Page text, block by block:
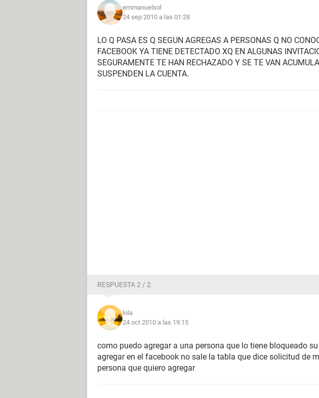
emmanuelsol
24 sep 2010 a las 01:28
LO Q PASA ES Q SEGUN AGREGAS A PERSONAS Q NO
FACEBOOK YA TIENE DETECTADO XQ EN ALGUNAS
SEGURAMENTE TE HAN RECHAZADO Y SE TE VAN
SUSPENDEN LA CUENTA.
RESPUESTA 2 / 2
lola
24 oct 2010 a las 19:15
como puedo agregar a una persona que lo tiene bloqueado
agregar en el facebook no sale la tabla que dice solicitud de
persona que quiero agregar